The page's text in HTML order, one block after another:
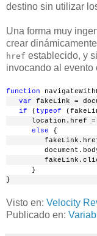
destino sin utilizar
Una forma muy
crear
href establecido, y
invocando al evento
function
   var
fakeLink =
   if
( typeof
location.href =
      else
{
fakeLink.href
}
}
Visto en: Velocity
Publicado en: